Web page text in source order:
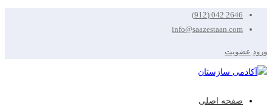
2646 042 (912)
info@saazestaan.com
ورود عضویت
صفحه اصلی